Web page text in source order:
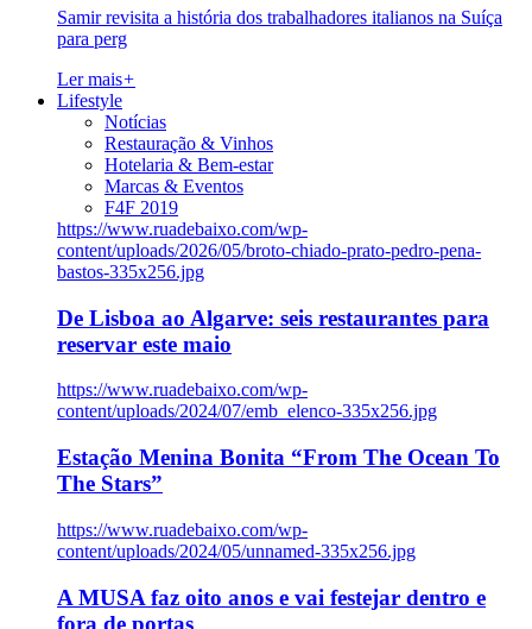
Samir revisita a história dos trabalhadores italianos na Suíça
para perg
Ler mais+
Lifestyle
Notícias
Restauração & Vinhos
Hotelaria & Bem-estar
Marcas & Eventos
F4F 2019
https://www.ruadebaixo.com/wp-
content/uploads/2026/05/broto-chiado-prato-pedro-pena-
bastos-335x256.jpg
De Lisboa ao Algarve: seis restaurantes para
reservar este maio
https://www.ruadebaixo.com/wp-
content/uploads/2024/07/emb_elenco-335x256.jpg
Estação Menina Bonita “From The Ocean To
The Stars”
https://www.ruadebaixo.com/wp-
content/uploads/2024/05/unnamed-335x256.jpg
A MUSA faz oito anos e vai festejar dentro e
fora de portas